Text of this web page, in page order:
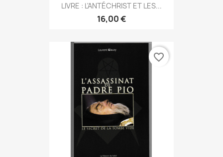
LIVRE : L'ANTÉCHRIST ET LES...
16,00 €
favorite_border